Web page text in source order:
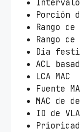
Porción
Rango
Rango
Día
ACL
LCA MAC
Fuente
MAC de
ID de